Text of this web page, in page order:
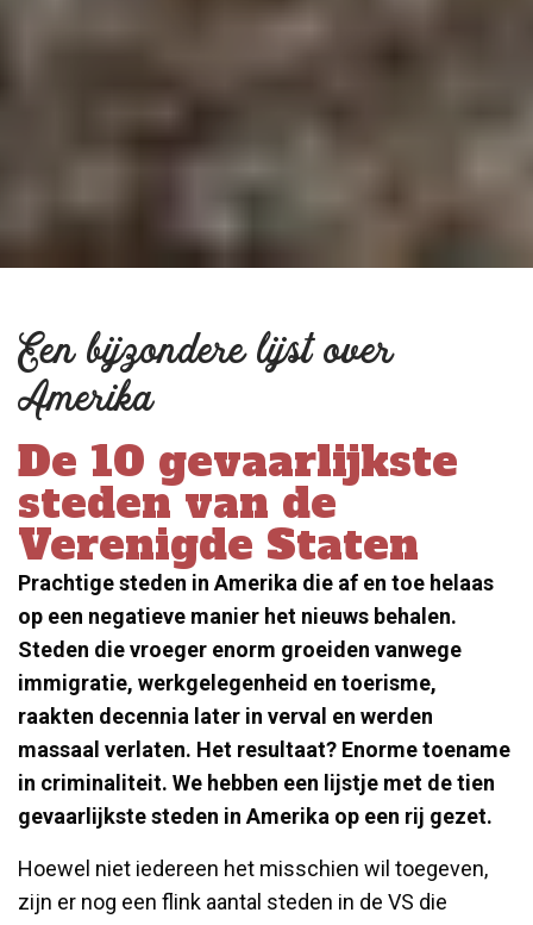
Een bijzondere lijst over
Amerika
De 10 gevaarlijkste
steden van de
Verenigde Staten
Prachtige steden in Amerika die af en toe helaas
op een negatieve manier het nieuws behalen.
Steden die vroeger enorm groeiden vanwege
immigratie, werkgelegenheid en toerisme,
raakten decennia later in verval en werden
massaal verlaten. Het resultaat? Enorme toename
in criminaliteit. We hebben een lijstje met de tien
gevaarlijkste steden in Amerika op een rij gezet.
Hoewel niet iedereen het misschien wil toegeven,
zijn er nog een flink aantal steden in de VS die